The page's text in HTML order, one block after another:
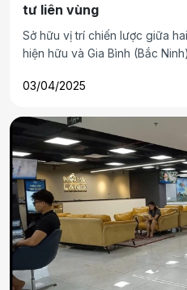
tư liên vùng
Sở hữu vị trí chiến lược giữa
hiện hữu và Gia Bình (Bắc
bậc nhất khu vực. The
của giới đầu tư sành sỏi.
03/04/2025